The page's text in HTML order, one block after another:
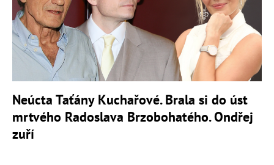
Neúcta Taťány Kuchařové. Brala si do úst
mrtvého Radoslava Brzobohatého. Ondřej
zuří